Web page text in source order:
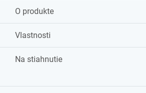
O produkte
Vlastnosti
Na stiahnutie